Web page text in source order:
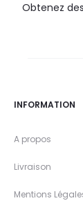
Obtenez
INFORMATION
A propos
Livraison
Mentions